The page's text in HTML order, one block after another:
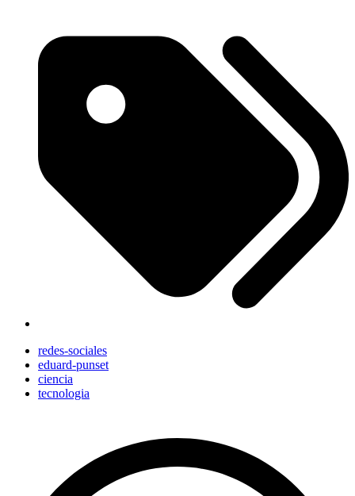
redes-sociales
eduard-punset
ciencia
tecnologia